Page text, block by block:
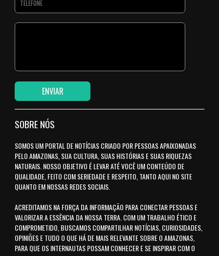
SOBRE NÓS
SOMOS UM PORTAL DE NOTÍCIAS CRIADO POR PESSOAS APAIXONADAS
PELO AMAZONAS, SUA CULTURA, SUAS HISTÓRIAS E SUAS RIQUEZAS
NATURAIS. NOSSO OBJETIVO É LEVAR ATÉ VOCÊ UM CONTEÚDO DE
QUALIDADE, FEITO COM SERIEDADE E RESPEITO, TANTO AQUI NO SITE
QUANTO EM NOSSAS REDES SOCIAIS.
ACREDITAMOS NA FORÇA DA INFORMAÇÃO PARA CONECTAR PESSOAS E
VALORIZAR A ESSÊNCIA DA NOSSA TERRA. COM UM TRABALHO ÉTICO E
COMPROMETIDO, BUSCAMOS COMPARTILHAR NOTÍCIAS, CURIOSIDADES,
OPINIÕES E TUDO O QUE HÁ DE MAIS RELEVANTE SOBRE O AMAZONAS,
PARA QUE OS INTERNAUTAS POSSAM CONHECER E SE INSPIRAR COM O